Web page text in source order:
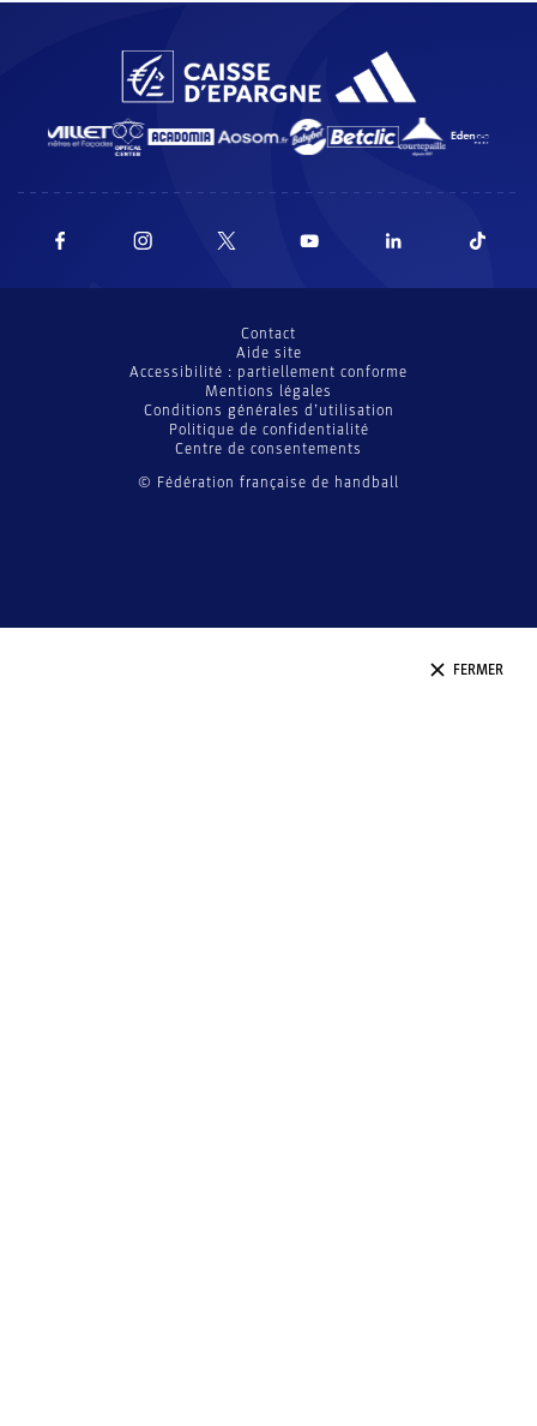
FERMER
© Fédération française de handball
Contact
Aide site
Accessibilité : partiellement conforme
Mentions légales
Conditions générales d’utilisation
Politique de confidentialité
Centre de consentements